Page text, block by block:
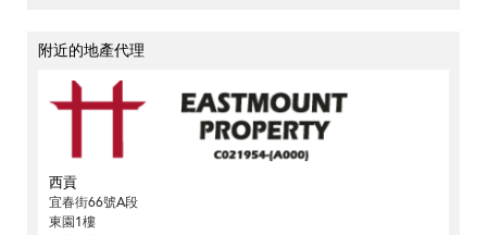
附近的地產代理
西貢
宜春街66號A段
東園1樓